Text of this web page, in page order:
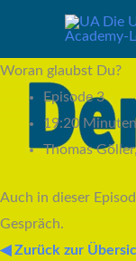
springen
Woran glaubst Du?
Episode 3
19:20 Minuten
Thomas
Auch in dieser
Gespräch.
◀ Zurück zur